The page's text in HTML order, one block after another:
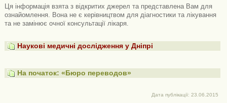
Ця інформація взята з відкритих джерел та представлена ​​Вам для
ознайомлення. Вона не є керівництвом для діагностики та лікування
та не замінює очної консультації лікаря.
Наукові медичні дослідження у Дніпрі
На початок: «Бюро переводов»
Дата публікації: 23.06.2015